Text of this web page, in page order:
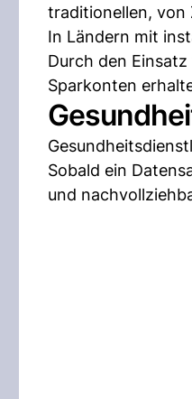
traditionellen, von
In Ländern mit
Durch den
Sparkonten
Sobald ein
und